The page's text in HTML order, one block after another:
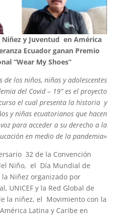
y Juventud en América
Ecuador ganan Premio
“Wear My Shoes”
de los niños, niñas y adolescentes
del Covid – 19” es el proyecto
rso el cual presentala historia y
y niñas ecuatorianos que hacen
para acceder a su derecho a la
en medio de la pandemia»
32 de la Convención
Niño, el Día Mundial de
Niñez organizado por
UNICEF y la Red Global de
la niñez, el Movimiento con la
Latina y Caribe en